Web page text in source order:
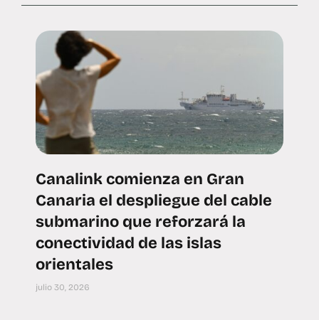
Canalink comienza en Gran
Canaria el despliegue del cable
submarino que reforzará la
conectividad de las islas
orientales
julio 30, 2026